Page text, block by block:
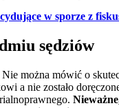
w sporze z
sędziów
Nie można mówić o
a nie zostało